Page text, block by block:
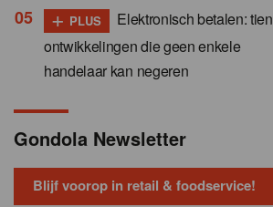
+ PLUS
Elektronisch betalen: tien
ontwikkelingen die geen enkele
handelaar kan negeren
Gondola Newsletter
Blijf voorop in retail & foodservice!